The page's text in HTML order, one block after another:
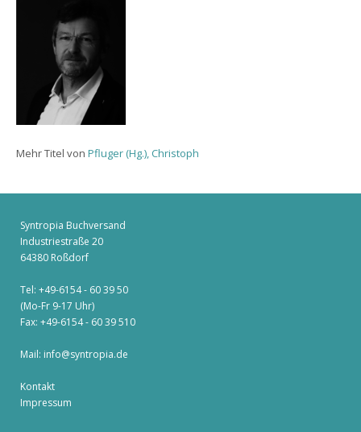
Mehr Titel von Pfluger (Hg.), Christoph
Syntropia Buchversand
Industriestraße 20
64380 Roßdorf
Tel: +49-6154 - 60 39 50
(Mo-Fr 9-17 Uhr)
Fax: +49-6154 - 60 39 510
Mail: info@syntropia.de
Kontakt
Impressum